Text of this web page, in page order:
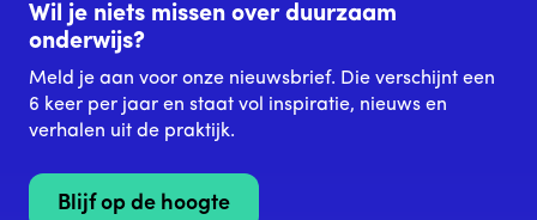
Wil je niets missen over duurzaam
onderwijs?
Meld je aan voor onze nieuwsbrief. Die verschijnt een
6 keer per jaar en staat vol inspiratie, nieuws en
verhalen uit de praktijk.
Blijf op de hoogte